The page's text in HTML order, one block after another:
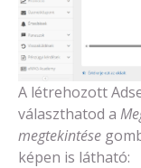
A létrehozott
választhatod a
megtekintése
képen is látható: